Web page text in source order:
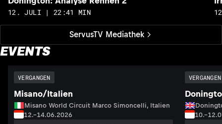
ServusTV Mediathek
12. JULI | 22:41 MIN
EVENTS
VERGANGEN
Misano/Italien
Misano World Circuit Marco Simoncelli, Italien
12.–14.06.2026
VERGANGEN